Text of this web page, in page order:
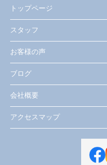
トップページ
スタッフ
お客様の声
ブログ
会社概要
アクセスマップ